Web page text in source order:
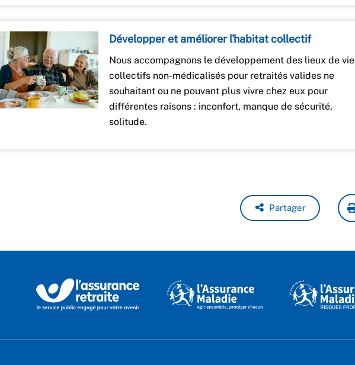
Développer et améliorer l'habitat collectif
Nous accompagnons le développement des lieux de vie
collectifs non-médicalisés pour retraités valides ne
souhaitant ou ne pouvant plus vivre chez eux pour
différentes raisons : inconfort, manque de sécurité,
solitude.
Partager